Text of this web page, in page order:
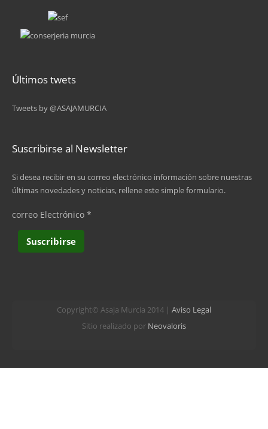
siguiente ›
última »
Últimos twets
Tweets by @ASAJAMURCIA
Suscribirse al Newsletter
Si desea recibir en su correo electrónico información sobre nuestras
últimas novedades y noticias, rellene este simple formulario.
correo Electrónico *
Copyright© Asaja Murcia 2014 | Aviso Legal
Sitio realizado por Neovaloris